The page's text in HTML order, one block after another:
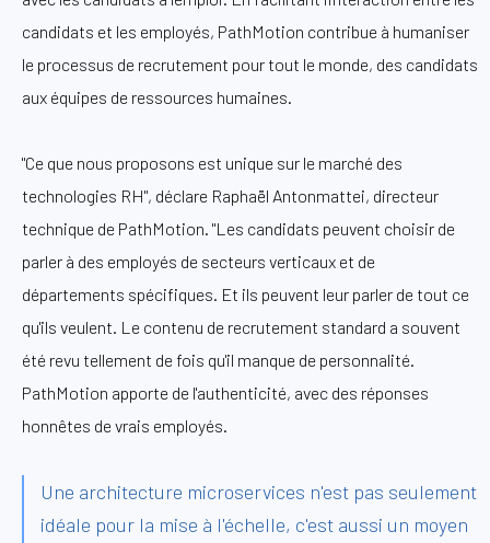
candidats et les employés, PathMotion contribue à humaniser
le processus de recrutement pour tout le monde, des candidats
aux équipes de ressources humaines.
"Ce que nous proposons est unique sur le marché des
technologies RH", déclare Raphaël Antonmattei, directeur
technique de PathMotion. "Les candidats peuvent choisir de
parler à des employés de secteurs verticaux et de
départements spécifiques. Et ils peuvent leur parler de tout ce
qu'ils veulent. Le contenu de recrutement standard a souvent
été revu tellement de fois qu'il manque de personnalité.
PathMotion apporte de l'authenticité, avec des réponses
honnêtes de vrais employés.
Une architecture microservices n'est pas seulement
idéale pour la mise à l'échelle, c'est aussi un moyen